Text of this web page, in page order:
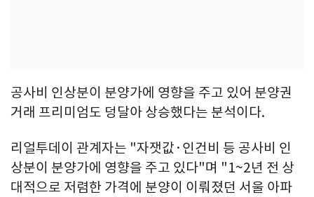
공사비 인상분이 분양가에 영향을 주고 있어 분양권
거래 프리미엄도 덩달아 상승했다는 분석이다.
리얼투데이 관계자는 "자잿값·인건비 등 공사비 인
상분이 분양가에 영향을 주고 있다"며 "1~2년 전 상
대적으로 저렴한 가격에 분양이 이뤄졌던 서울 아파